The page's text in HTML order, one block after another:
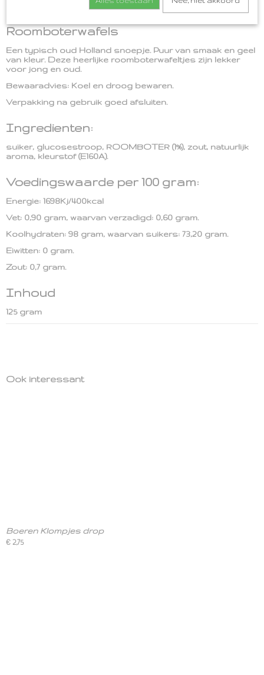
Roomboterwafels
Een typisch oud Holland snoepje. Puur van smaak en geel
van kleur. Deze heerlijke roomboterwafeltjes zijn lekker
voor jong en oud.
Bewaaradvies: Koel en droog bewaren.
Verpakking na gebruik goed afsluiten.
Ingredienten:
suiker, glucosestroop, ROOMBOTER (1%), zout, natuurlijk
aroma, kleurstof (E160A).
Voedingswaarde per 100 gram:
Energie: 1698Kj/400kcal
Vet: 0,90 gram, waarvan verzadigd: 0,60 gram.
Koolhydraten: 98 gram, waarvan suikers: 73,20 gram.
Eiwitten: 0 gram.
Zout: 0,7 gram.
Inhoud
125 gram
Ook interessant
Boeren Klompjes drop
€ 2,75